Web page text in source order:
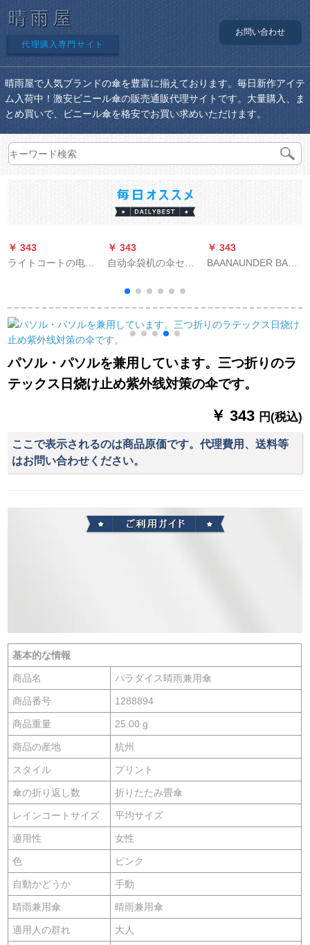
晴雨屋
代理購入専門サイト
お問い合わせ
晴雨屋で人気ブランドの傘を豊富に揃えております。毎日新作アイテ
ム入荷中！激安ビニール傘の販売通販代理サイトです。大量購入、ま
とめ買いで、ビニール傘を格安でお買い求めいただけます。
￥ 343
ライトコートの电気
います。厚めのファ§
ンジ車ポンチ【3
XL】シンゴルモデ-
【口を開く】バーク
ミラー
￥ 343
自动伞袋机の伞セッ
ムの伞包装机J-9アン
ズ色の漆焼きの双头
伞机
￥ 343
BAANAUNDER BANA
ルが焦げています。
日よけ傘も、カプセ
す。
パソル・パソルを兼用しています。三つ折りのラ
テックス日烧け止め紫外线対策の伞です。
￥ 343 円(税込)
ここで表示されるのは商品原価です。代理費用、送料等
はお問い合わせください。
基本的な情報
商品名 パラダイス晴雨兼用傘
商品番号 1288894
商品重量 25.00 g
商品の産地 杭州
スタイル プリント
傘の折り返し数 折りたたみ畳傘
レインコートサイズ 平均サイズ
適用性 女性
色 ピンク
自動かどうか 手動
晴雨兼用傘 晴雨兼用傘
適用人の群れ 大人